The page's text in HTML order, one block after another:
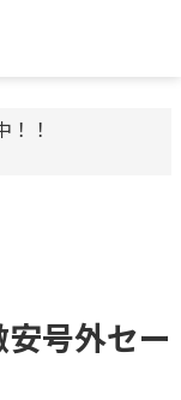
！
号外セー